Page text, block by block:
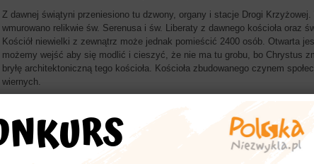
Z dawnej świątyni przeniesiono tu dzwony, organy i stacje Drogi Krzyżowej.
wmurowano relikwie św. Serenusa i św. Liberaty z dawnego kościoła oraz
Kościół niewielki z zewnątrz może jednak pomieścić 2400 osób. Otwarta
możemy wejść aby się modlić i cieszyć, że nie ma tu grobu, bo Chrystus
bryłę architektoniczną tego kościoła. Kościoła zbudowanego czynem
wiernych.
Więcej znajdziesz wPolska Niezwykła opolskie